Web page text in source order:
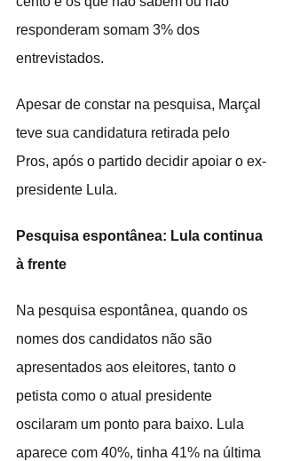
responderam somam 3% dos
entrevistados.
Apesar de constar na pesquisa, Marçal
teve sua candidatura retirada pelo
Pros, após o partido decidir apoiar o ex-
presidente Lula.
Pesquisa espontânea: Lula continua
à frente
Na pesquisa espontânea, quando os
nomes dos candidatos não são
apresentados aos eleitores, tanto o
petista como o atual presidente
oscilaram um ponto para baixo. Lula
aparece com 40%, tinha 41% na última